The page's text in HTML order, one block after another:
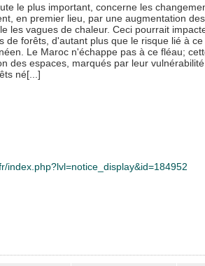
le plus important, concerne les
en premier lieu, par une augmentation
les vagues de chaleur. Ceci pourrait
de forêts, d'autant plus que le risque lié à
Le Maroc n'échappe pas à ce fléau;
des espaces, marqués par leur
né[...]
index.php?lvl=notice_display&id=184952